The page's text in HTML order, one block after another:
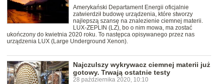
Amerykański Departament Energii oficjalnie
zatwierdził budowę urządzenia, które stworzy
najlepszą szansę na znalezienie ciemnej materii.
LUX-ZEPLIN (LZ), bo o nim mowa, ma zostać
ukończony do kwietnia 2020 roku. To następca opisywanego przez nas
urządzenia LUX (Large Underground Xenon).
Najczulszy wykrywacz ciemnej materii już
gotowy. Trwają ostatnie testy
28 października 2020, 10:10